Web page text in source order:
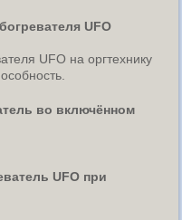
UFO
UFO на оргтехнику
во включённом
UFO при